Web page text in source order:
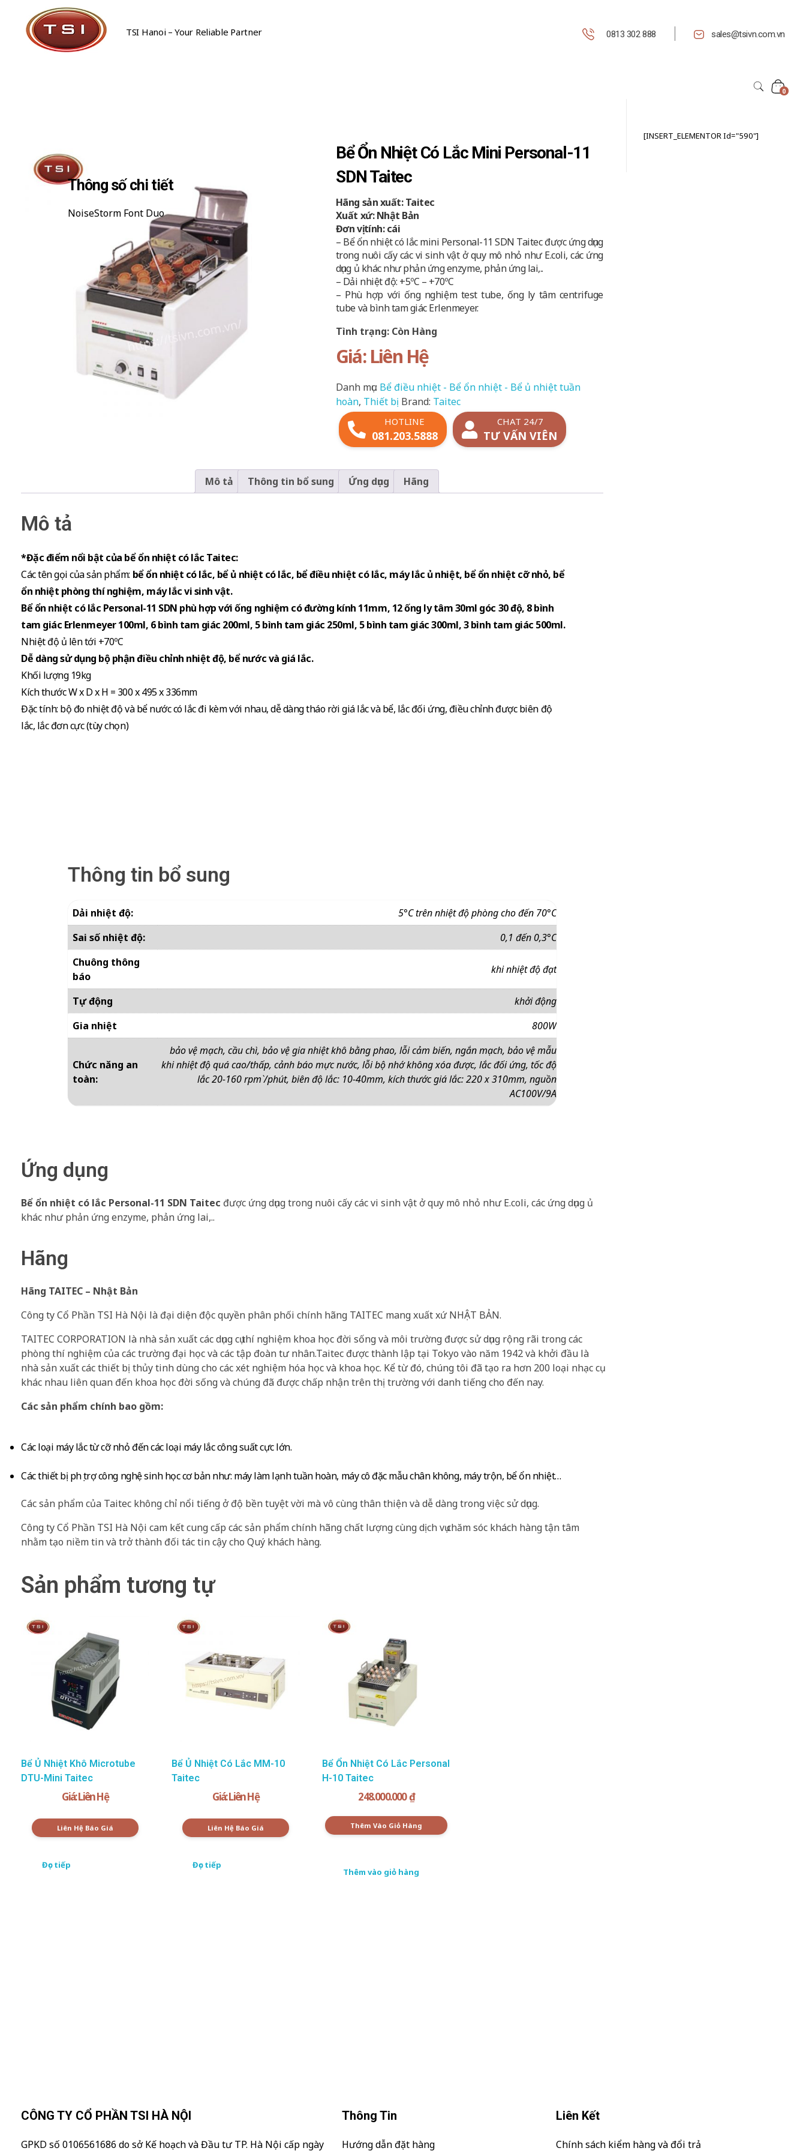
TSI Hanoi – Your Reliable Partner 0813 302 888 sales@tsivn.com.vn
0
Tình trạng: Còn Hàng
Bể Ổn Nhiệt Có Lắc Mini Personal-11
SDN Taitec
Giá: Liên Hệ
Hãng sản xuất: Taitec
Xuất xứ: Nhật Bản
Đơn vị tính: cái
– Bể ổn nhiệt có lắc mini Personal-11 SDN Taitec được ứng dụng
trong nuôi cấy các vi sinh vật ở quy mô nhỏ như E.coli, các ứng
dụng ủ khác như phản ứng enzyme, phản ứng lai,..
– Dải nhiệt độ: +5ºC – +70ºC
– Phù hợp với ống nghiệm test tube, ống ly tâm centrifuge
tube và bình tam giác Erlenmeyer.
HOTLINE
081.203.5888
CHAT 24/7
TƯ VẤN VIÊN
Danh mục: Bể điều nhiệt - Bể ổn nhiệt - Bể ủ nhiệt tuần
hoàn, Thiết bị Brand: Taitec
Mô tả Thông tin bổ sung Ứng dụng Hãng
Mô tả
*Đặc điểm nổi bật của bể ổn nhiệt có lắc Taitec:
Các tên gọi của sản phẩm: bể ổn nhiệt có lắc, bể ủ nhiệt có lắc, bể điều nhiệt có lắc, máy lắc ủ nhiệt, bể ổn nhiệt cỡ nhỏ, bể
ổn nhiệt phòng thí nghiệm, máy lắc vi sinh vật.
Bể ổn nhiệt có lắc Personal-11 SDN phù hợp với ống nghiệm có đường kính 11mm, 12 ống ly tâm 30ml góc 30 độ, 8 bình
tam giác Erlenmeyer 100ml, 6 bình tam giác 200ml, 5 bình tam giác 250ml, 5 bình tam giác 300ml, 3 bình tam giác 500ml.
Nhiệt độ ủ lên tới +70ºC
Dễ dàng sử dụng bộ phận điều chỉnh nhiệt độ, bể nước và giá lắc.
Khối lượng 19kg
Kích thước W x D x H = 300 x 495 x 336mm
Đặc tính: bộ đo nhiệt độ và bể nước có lắc đi kèm với nhau, dễ dàng tháo rời giá lắc và bể, lắc đối ứng, điều chỉnh được biên độ
lắc, lắc đơn cực (tùy chọn)
Thông tin bổ sung
Dải nhiệt độ:
5°C trên nhiệt độ phòng cho đến 70°C
Sai số nhiệt độ:
0,1 đến 0,3°C
Chuông thông
báo
khi nhiệt độ đạt
Tự động
khởi động
Gia nhiệt
800W
Chức năng an
toàn:
bảo vệ mạch, cầu chì, bảo vệ gia nhiệt khô bằng phao, lỗi cảm biến, ngắn mạch, bảo vệ mẫu
khi nhiệt độ quá cao/thấp, cảnh báo mực nước, lỗi bộ nhớ không xóa được, lắc đối ứng, tốc độ
lắc 20-160 rpm`/phút, biên độ lắc: 10-40mm, kích thước giá lắc: 220 x 310mm, nguồn
AC100V/9A
Ứng dụng
Bể ổn nhiệt có lắc Personal-11 SDN Taitec được ứng dụng trong nuôi cấy các vi sinh vật ở quy mô nhỏ như E.coli, các ứng dụng ủ
khác như phản ứng enzyme, phản ứng lai,..
Hãng
Hãng TAITEC – Nhật Bản
Công ty Cổ Phần TSI Hà Nội là đại diện độc quyền phân phối chính hãng TAITEC mang xuất xứ NHẬT BẢN.
TAITEC CORPORATION là nhà sản xuất các dụng cụ thí nghiệm khoa học đời sống và môi trường được sử dụng rộng rãi trong các
phòng thí nghiệm của các trường đại học và các tập đoàn tư nhân.Taitec được thành lập tại Tokyo vào năm 1942 và khởi đầu là
nhà sản xuất các thiết bị thủy tinh dùng cho các xét nghiệm hóa học và khoa học. Kể từ đó, chúng tôi đã tạo ra hơn 200 loại nhạc cụ
khác nhau liên quan đến khoa học đời sống và chúng đã được chấp nhận trên thị trường với danh tiếng cho đến nay.
Các sản phẩm chính bao gồm:
Các loại máy lắc từ cỡ nhỏ đến các loại máy lắc công suất cực lớn.
Các thiết bị phụ trợ công nghệ sinh học cơ bản như: máy làm lạnh tuần hoàn, máy cô đặc mẫu chân không, máy trộn, bể ổn nhiệt…
Các sản phẩm của Taitec không chỉ nổi tiếng ở độ bền tuyệt vời mà vô cùng thân thiện và dễ dàng trong việc sử dụng.
Công ty Cổ Phần TSI Hà Nội cam kết cung cấp các sản phẩm chính hãng chất lượng cùng dịch vụ chăm sóc khách hàng tận tâm
nhằm tạo niềm tin và trở thành đối tác tin cậy cho Quý khách hàng.
Sản phẩm tương tự
Bể Ủ Nhiệt Khô Microtube
DTU-Mini Taitec
Giá: Liên Hệ
Liên Hệ Báo Giá
Đọc tiếp
Bể Ủ Nhiệt Có Lắc MM-10
Taitec
Giá: Liên Hệ
Liên Hệ Báo Giá
Đọc tiếp
Bể Ổn Nhiệt Có Lắc Personal
H-10 Taitec
248.000.000₫
Thêm Vào Giỏ Hàng
Thêm vào giỏ hàng
[INSERT_ELEMENTOR Id="590"]
CÔNG TY CỔ PHẦN TSI HÀ NỘI
GPKD số 0106561686 do sở Kế hoạch và Đầu tư TP. Hà Nội cấp ngày
Thông Tin
Hướng dẫn đặt hàng
Liên Kết
Chính sách kiểm hàng và đổi trả